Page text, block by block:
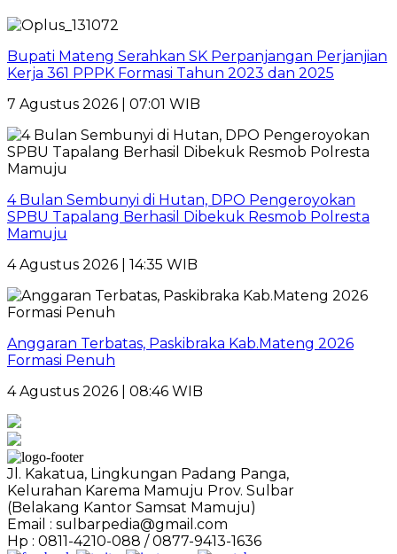
Bupati Mateng Serahkan SK Perpanjangan Perjanjian
Kerja 361 PPPK Formasi Tahun 2023 dan 2025
7 Agustus 2026 | 07:01 WIB
4 Bulan Sembunyi di Hutan, DPO Pengeroyokan
SPBU Tapalang Berhasil Dibekuk Resmob Polresta
Mamuju
4 Agustus 2026 | 14:35 WIB
Anggaran Terbatas, Paskibraka Kab.Mateng 2026
Formasi Penuh
4 Agustus 2026 | 08:46 WIB
Jl. Kakatua, Lingkungan Padang Panga,
Kelurahan Karema Mamuju Prov. Sulbar
(Belakang Kantor Samsat Mamuju)
Email : sulbarpedia@gmail.com
Hp : 0811-4210-088 / 0877-9413-1636